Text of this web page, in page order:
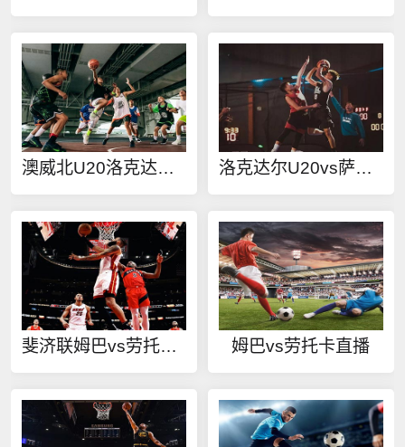
澳威北U20洛克达尔U20vs萨瑟兰德U20在线观看 洛克达尔U20vs萨瑟兰德U20直播
斐济联姆巴vs劳托卡在线观看 姆巴vs劳托卡直播